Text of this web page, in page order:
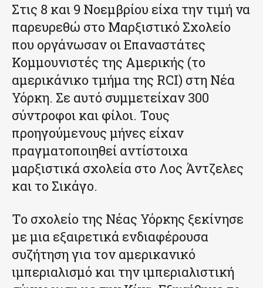
Στις 8 και 9 Νοεμβρίου είχα την τιμή να
παρευρεθώ στο Μαρξιστικό Σχολείο
που οργάνωσαν οι Επαναστάτες
Κομμουνιστές της Αμερικής (το
αμερικάνικο τμήμα της RCI) στη Νέα
Υόρκη. Σε αυτό συμμετείχαν 300
σύντροφοι και φίλοι. Τους
προηγούμενους μήνες είχαν
πραγματοποιηθεί αντίστοιχα
μαρξιστικά σχολεία στο Λος Άντζελες
και το Σικάγο.
Το σχολείο της Νέας Υόρκης ξεκίνησε
με μια εξαιρετικά ενδιαφέρουσα
συζήτηση για τον αμερικανικό
ιμπεριαλισμό και την ιμπεριαλιστική